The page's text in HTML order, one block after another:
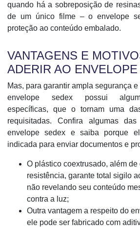
quando há a sobreposição de
de um único filme – o envelope
proteção ao conteúdo embalado.
VANTAGENS E
ADERIR AO
Mas, para garantir ampla segurança
envelope sedex possui
específicas, que o tornam uma
requisitadas. Confira algumas
envelope sedex e saiba porque
indicada para enviar documentos e
O plástico coextrusado, além de
resistência, garante total sigilo
não revelando seu conteúdo
contra a luz;
Outra vantagem a respeito do
ele pode ser fabricado com